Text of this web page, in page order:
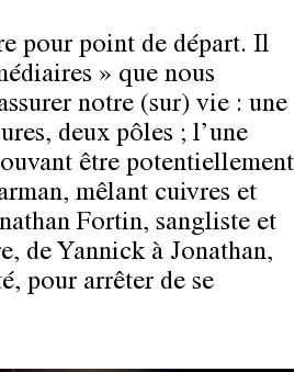
pour point de départ. Il
» que nous
notre (sur) vie : une
deux pôles ; l’une
être potentiellement
mêlant cuivres et
Fortin, sangliste et
de Yannick à Jonathan,
pour arrêter de se